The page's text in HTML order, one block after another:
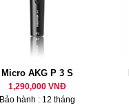
Micro AKG P 3 S
1,290,000 VNĐ
Bảo hành : 12 tháng